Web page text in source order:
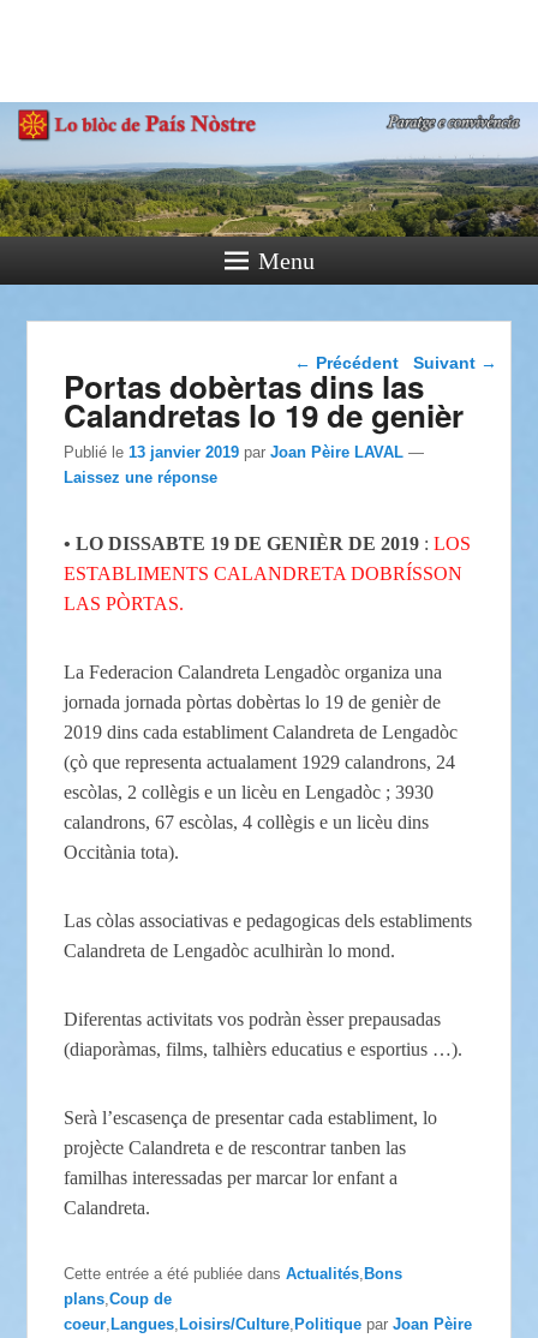
Paratge e Convivència
Menu
Navigation dans les
← Précédent Suivant →
Portas dobèrtas dins las
Calandretas lo 19 de genièr
Publié le13 janvier 2019 parJoan Pèire LAVAL —
Laissez une réponse
•LO DISSABTE 19 DE GENIÈR DE 2019 :LOS
ESTABLIMENTS CALANDRETA DOBRÍSSON
LAS PÒRTAS.
La Federacion Calandreta Lengadòc organiza una
jornada jornada pòrtas dobèrtas lo 19 de genièr de
2019 dins cada establiment Calandreta de Lengadòc
(çò que representa actualament 1929 calandrons, 24
escòlas, 2 collègis e un licèu en Lengadòc ; 3930
calandrons, 67 escòlas, 4 collègis e un licèu dins
Occitània tota).
Las còlas associativas e pedagogicas dels establiments
Calandreta de Lengadòc aculhiràn lo mond.
Diferentas activitats vos podràn èsser prepausadas
(diaporàmas, films, talhièrs educatius e esportius …).
Serà l’escasença de presentar cada establiment, lo
projècte Calandreta e de rescontrar tanben las
familhas interessadas per marcar lor enfant a
Calandreta.
Cette entrée a été publiée dansActualités ,Bons
plans ,Coup de
coeur ,Langues ,Loisirs/Culture ,Politique parJoan Pèire